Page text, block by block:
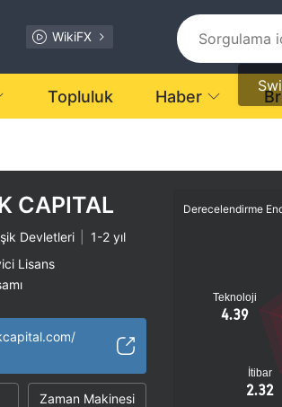
WikiFX
Topluluk Haber
CAPITAL
Devletleri
1-2 yıl
Lisans
Zaman Makinesi
Derecelendirme
Teknoloji
4.39
İtibar
2.32